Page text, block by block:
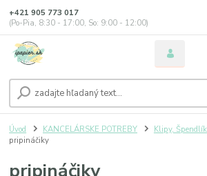
+421 905 773 017
(Po-Pia, 8:30 - 17:00, So: 9:00 - 12:00)
Úvod KANCELÁRSKE POTREBY
Klipy,
pripináčiky
pripináčiky